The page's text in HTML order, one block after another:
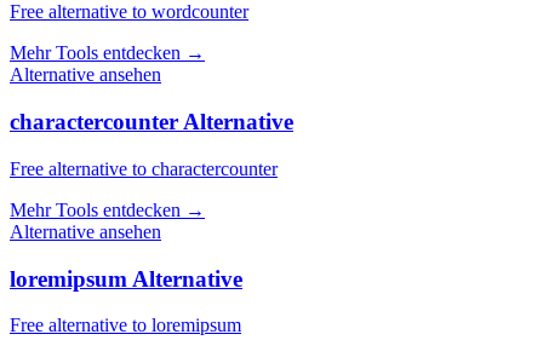
Free alternative to wordcounter
Mehr Tools entdecken →
Alternative ansehen
charactercounter Alternative
Free alternative to charactercounter
Mehr Tools entdecken →
Alternative ansehen
loremipsum Alternative
Free alternative to loremipsum